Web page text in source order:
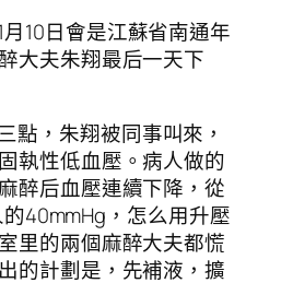
10日會是江蘇省南通年
大夫朱翔最后一天下
點，朱翔被同事叫來，
執性低血壓。病人做的
醉后血壓連續下降，從
40mmHg，怎么用升壓
里的兩個麻醉大夫都慌
的計劃是，先補液，擴